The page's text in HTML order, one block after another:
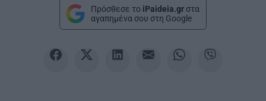
Πρόσθεσε το iPaideia.gr στα
αγαπημένα σου στη Google